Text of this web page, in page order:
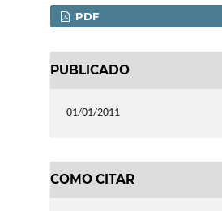
PDF
PUBLICADO
01/01/2011
COMO CITAR